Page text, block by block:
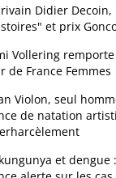
Didier
et prix
Vollering
de France Femmes
Violon, seul
de natation
et dengue